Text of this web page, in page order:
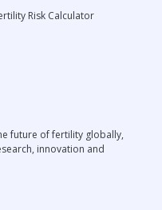
Risk Calculator
future of fertility globally,
innovation and